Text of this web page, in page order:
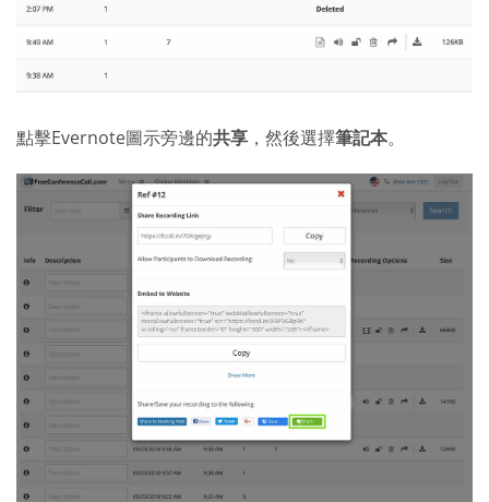
點擊Evernote圖示旁邊的共享 ，然後選擇筆記本。